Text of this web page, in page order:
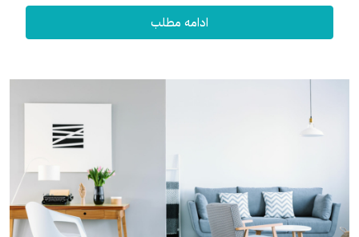
ادامه مطلب